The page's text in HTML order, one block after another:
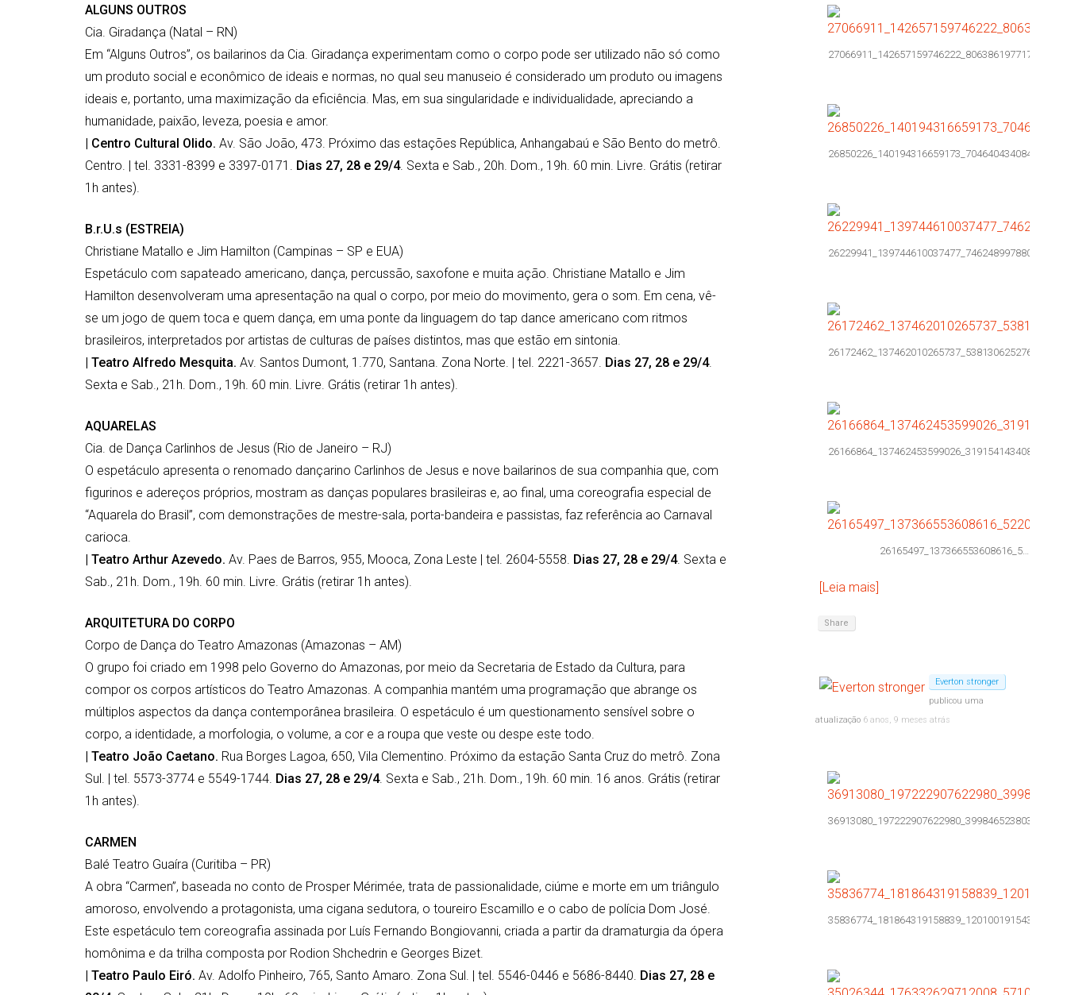
ALGUNS OUTROS
Cia. Giradança (Natal – RN)
Em “Alguns Outros”, os bailarinos da Cia. Giradança experimentam como o corpo pode ser utilizado não só como
um produto social e econômico de ideais e normas, no qual seu manuseio é considerado um produto ou imagens
ideais e, portanto, uma maximização da eficiência. Mas, em sua singularidade e individualidade, apreciando a
humanidade, paixão, leveza, poesia e amor.
| Centro Cultural Olido. Av. São João, 473. Próximo das estações República, Anhangabaú e São Bento do metrô.
Centro. | tel. 3331-8399 e 3397-0171. Dias 27, 28 e 29/4. Sexta e Sab., 20h. Dom., 19h. 60 min. Livre. Grátis (retirar
1h antes).
B.r.U.s (ESTREIA)
Christiane Matallo e Jim Hamilton (Campinas – SP e EUA)
Espetáculo com sapateado americano, dança, percussão, saxofone e muita ação. Christiane Matallo e Jim
Hamilton desenvolveram uma apresentação na qual o corpo, por meio do movimento, gera o som. Em cena, vê-
se um jogo de quem toca e quem dança, em uma ponte da linguagem do tap dance americano com ritmos
brasileiros, interpretados por artistas de culturas de países distintos, mas que estão em sintonia.
| Teatro Alfredo Mesquita. Av. Santos Dumont, 1.770, Santana. Zona Norte. | tel. 2221-3657. Dias 27, 28 e 29/4.
Sexta e Sab., 21h. Dom., 19h. 60 min. Livre. Grátis (retirar 1h antes).
AQUARELAS
Cia. de Dança Carlinhos de Jesus (Rio de Janeiro – RJ)
O espetáculo apresenta o renomado dançarino Carlinhos de Jesus e nove bailarinos de sua companhia que, com
figurinos e adereços próprios, mostram as danças populares brasileiras e, ao final, uma coreografia especial de
“Aquarela do Brasil”, com demonstrações de mestre-sala, porta-bandeira e passistas, faz referência ao Carnaval
carioca.
| Teatro Arthur Azevedo. Av. Paes de Barros, 955, Mooca, Zona Leste | tel. 2604-5558. Dias 27, 28 e 29/4. Sexta e
Sab., 21h. Dom., 19h. 60 min. Livre. Grátis (retirar 1h antes).
ARQUITETURA DO CORPO
Corpo de Dança do Teatro Amazonas (Amazonas – AM)
O grupo foi criado em 1998 pelo Governo do Amazonas, por meio da Secretaria de Estado da Cultura, para
compor os corpos artísticos do Teatro Amazonas. A companhia mantém uma programação que abrange os
múltiplos aspectos da dança contemporânea brasileira. O espetáculo é um questionamento sensível sobre o
corpo, a identidade, a morfologia, o volume, a cor e a roupa que veste ou despe este todo.
| Teatro João Caetano. Rua Borges Lagoa, 650, Vila Clementino. Próximo da estação Santa Cruz do metrô. Zona
Sul. | tel. 5573-3774 e 5549-1744. Dias 27, 28 e 29/4. Sexta e Sab., 21h. Dom., 19h. 60 min. 16 anos. Grátis (retirar
1h antes).
CARMEN
Balé Teatro Guaíra (Curitiba – PR)
A obra “Carmen”, baseada no conto de Prosper Mérimée, trata de passionalidade, ciúme e morte em um triângulo
amoroso, envolvendo a protagonista, uma cigana sedutora, o toureiro Escamillo e o cabo de polícia Dom José.
Este espetáculo tem coreografia assinada por Luís Fernando Bongiovanni, criada a partir da dramaturgia da ópera
homônima e da trilha composta por Rodion Shchedrin e Georges Bizet.
| Teatro Paulo Eiró. Av. Adolfo Pinheiro, 765, Santo Amaro. Zona Sul. | tel. 5546-0446 e 5686-8440. Dias 27, 28 e
26165497_137366553608616_5…
[Leia mais]
Share
Everton stronger
publicou uma
atualização 6 anos, 9 meses atrás